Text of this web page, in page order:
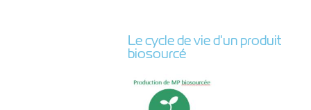
Le cycle de vie d'un produit
biosourcé